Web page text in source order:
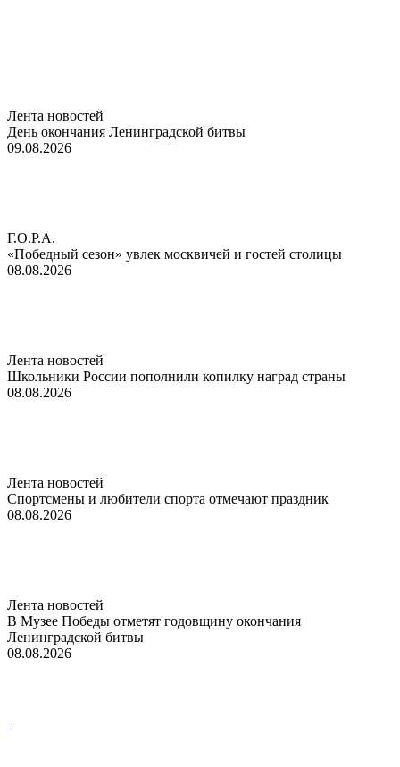
Лента новостей
День окончания Ленинградской битвы
09.08.2026
Г.О.Р.А.
«Победный сезон» увлек москвичей и гостей столицы
08.08.2026
Лента новостей
Школьники России пополнили копилку наград страны
08.08.2026
Лента новостей
Спортсмены и любители спорта отмечают праздник
08.08.2026
Лента новостей
В Музее Победы отметят годовщину окончания
Ленинградской битвы
08.08.2026